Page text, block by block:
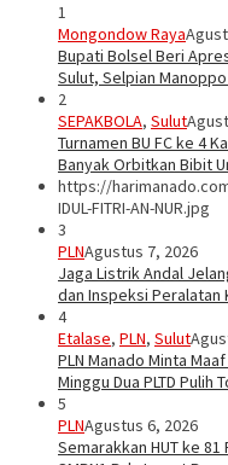
1
Mongondow Raya
Bupati Bolsel Beri
Sulut, Selpian
2
SEPAKBOLA, Sulut
Turnamen BU FC ke 4
Banyak Orbitkan Bibit
https://
IDUL-FITRI-AN-NUR.jpg
3
PLNAgustus 7, 2026
Jaga Listrik Andal
dan Inspeksi Peralatan
4
Etalase, PLN, Sulut
PLN Manado Minta
Minggu Dua PLTD Pulih
5
PLNAgustus 6, 2026
Semarakkan HUT ke